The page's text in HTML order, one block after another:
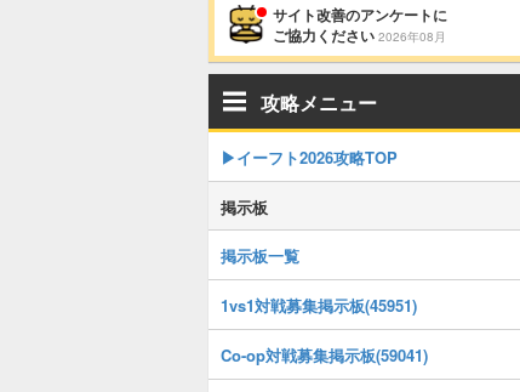
サイト改善のアンケートに
ご協力ください 2026年08月
攻略メニュー
▶イーフト2026攻略TOP
掲示板
掲示板一覧
1vs1対戦募集掲示板(45951)
Co-op対戦募集掲示板(59041)